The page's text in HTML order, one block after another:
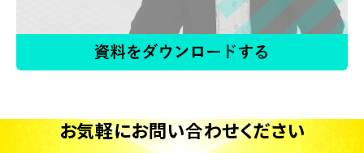
お気軽にお問い合わせください